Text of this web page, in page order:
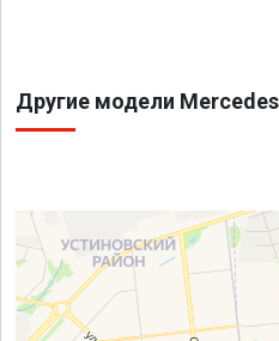
Другие модели Mercedes